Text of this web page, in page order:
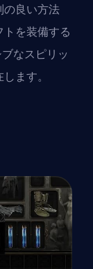
の良い方法
を装備する
なスピリッ
ます。